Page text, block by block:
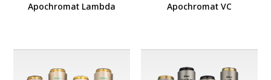
Apochromat Lambda
Apochromat VC